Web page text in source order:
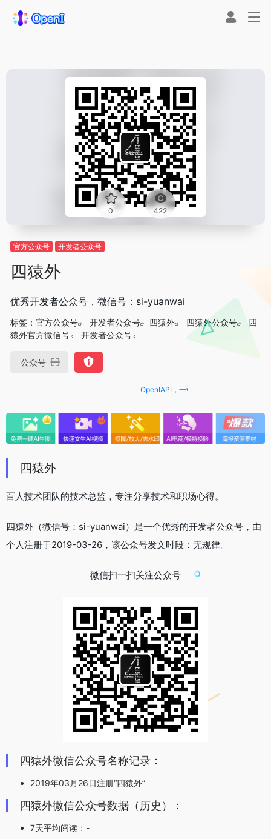
0 422
官方公众号 开发者公众号
四猿外
优秀开发者公众号，微信号：si-yuanwai
标签： 官方公众号 开发者公众号 四猿外 四猿外公众号
四
猿外官方微信号
开发者公众号
公众号
OpenIAPI，一站式大模型API聚合平台
四猿外
百人技术团队的技术总监，专注分享技术和职场心得。
四猿外（微信号：si-yuanwai）是一个优秀的开发者公众号，由
个人注册于2019-03-26，该公众号发文时段：无规律。
微信扫一扫关注公众号
四猿外微信公众号名称记录：
2019年03月26日注册“四猿外”
四猿外微信公众号数据（历史）：
7天平均阅读：-